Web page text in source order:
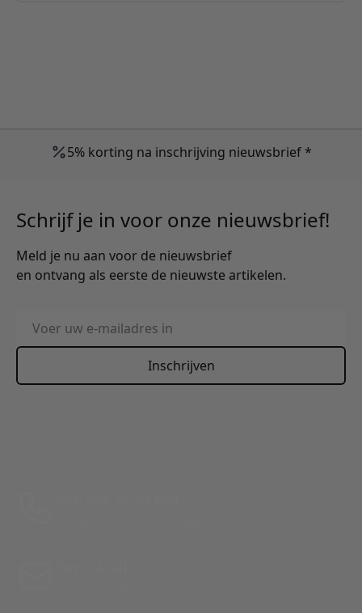
5% korting na inschrijving nieuwsbrief *
Schrijf je in voor onze nieuwsbrief!
Meld je nu aan voor de nieuwsbrief
en ontvang als eerste de nieuwste artikelen.
E-mailadres
Inschrijven